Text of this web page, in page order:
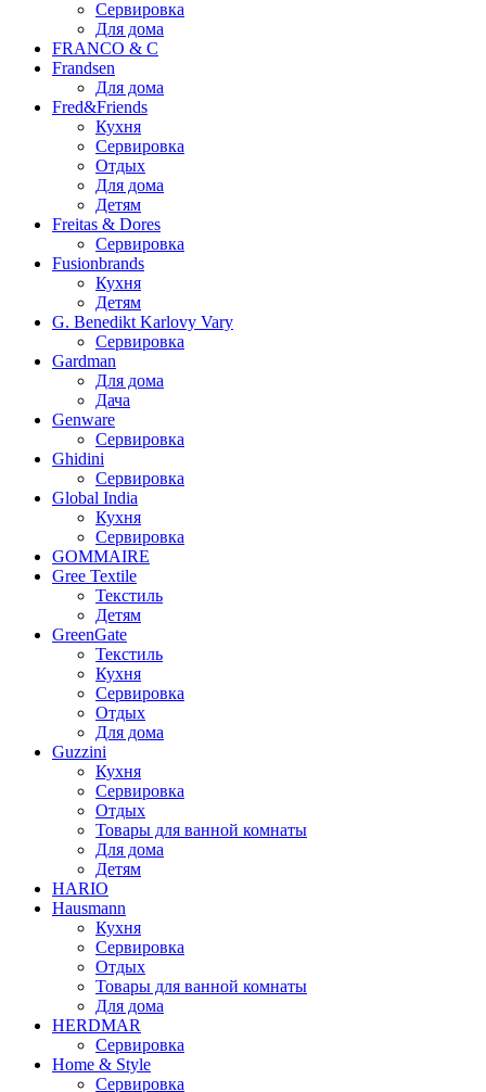
Сервировка
Для дома
FRANCO & C
Frandsen
Для дома
Fred&Friends
Кухня
Сервировка
Отдых
Для дома
Детям
Freitas & Dores
Сервировка
Fusionbrands
Кухня
Детям
G. Benedikt Karlovy Vary
Сервировка
Gardman
Для дома
Дача
Genware
Сервировка
Ghidini
Сервировка
Global India
Кухня
Сервировка
GOMMAIRE
Gree Textile
Текстиль
Детям
GreenGate
Текстиль
Кухня
Сервировка
Отдых
Для дома
Guzzini
Кухня
Сервировка
Отдых
Товары для ванной комнаты
Для дома
Детям
HARIO
Hausmann
Кухня
Сервировка
Отдых
Товары для ванной комнаты
Для дома
HERDMAR
Сервировка
Home & Style
Сервировка